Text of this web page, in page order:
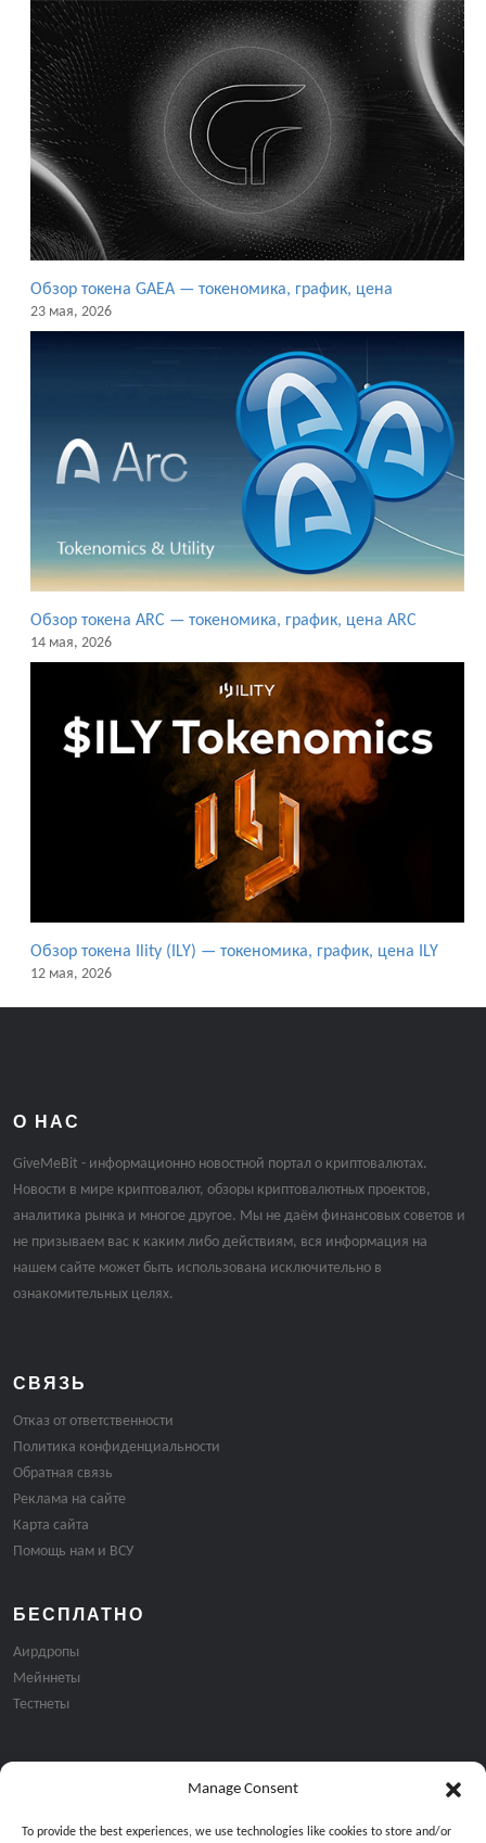
Manage Consent
To provide the best experiences, we use technologies like cookies to store and/or
Обзор токена GAEA — токеномика, график, цена
23 мая, 2026
Обзор токена ARC — токеномика, график, цена ARC
14 мая, 2026
Обзор токена Ility (ILY) — токеномика, график, цена ILY
12 мая, 2026
О НАС
GiveMeBit - информационно новостной портал о криптовалютах.
Новости в мире криптовалют, обзоры криптовалютных проектов,
аналитика рынка и многое другое. Мы не даём финансовых советов и
не призываем вас к каким либо действиям, вся информация на
нашем сайте может быть использована исключительно в
ознакомительных целях.
СВЯЗЬ
Отказ от ответственности
Политика конфиденциальности
Обратная связь
Реклама на сайте
Карта сайта
Помощь нам и ВСУ
БЕСПЛАТНО
Аирдропы
Мейннеты
Тестнеты
Подписка на email рассылку: